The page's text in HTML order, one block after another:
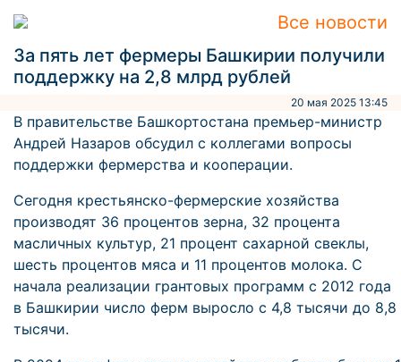
Все новости
За пять лет фермеры Башкирии получили
поддержку на 2,8 млрд рублей
20 мая 2025 13:45
В правительстве Башкортостана премьер-министр
Андрей Назаров обсудил с коллегами вопросы
поддержки фермерства и кооперации.
Сегодня крестьянско-фермерские хозяйства
производят 36 процентов зерна, 32 процента
масличных культур, 21 процент сахарной свеклы,
шесть процентов мяса и 11 процентов молока. С
начала реализации грантовых программ с 2012 года
в Башкирии число ферм выросло с 4,8 тысячи до 8,8
тысячи.